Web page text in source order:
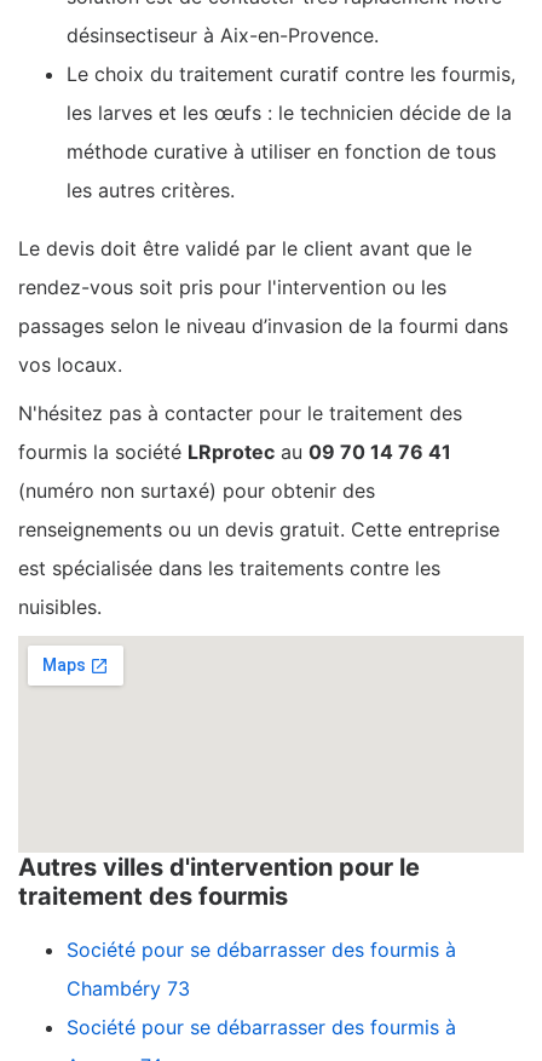
désinsectiseur à Aix-en-Provence.
Le choix du traitement curatif contre les fourmis,
les larves et les œufs : le technicien décide de la
méthode curative à utiliser en fonction de tous
les autres critères.
Le devis doit être validé par le client avant que le
rendez-vous soit pris pour l'intervention ou les
passages selon le niveau d’invasion de la fourmi dans
vos locaux.
N'hésitez pas à contacter pour le traitement des
fourmis la société LRprotec au 09 70 14 76 41
(numéro non surtaxé) pour obtenir des
renseignements ou un devis gratuit. Cette entreprise
est spécialisée dans les traitements contre les
nuisibles.
Autres villes d'intervention pour le
traitement des fourmis
Société pour se débarrasser des fourmis à
Chambéry 73
Société pour se débarrasser des fourmis à